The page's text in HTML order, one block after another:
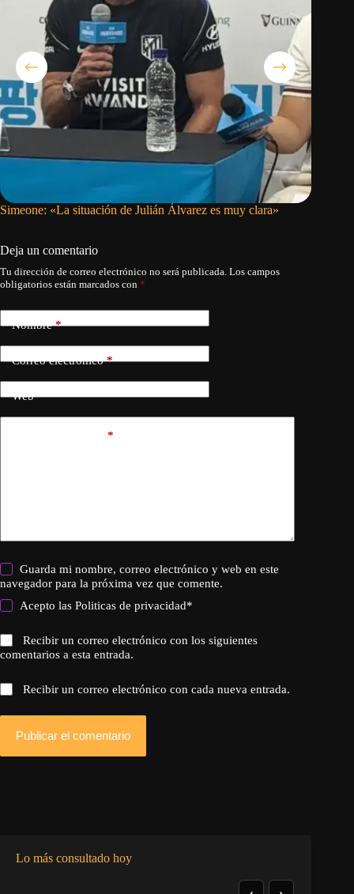
Simeone: «La situación de Julián Álvarez es muy clara»
Deja un comentario
Tu dirección de correo electrónico no será publicada. Los campos
obligatorios están marcados con *
Nombre*
Correo electrónico*
Web
*
Guarda mi nombre, correo electrónico y web en este
navegador para la próxima vez que comente.
Acepto lasPoliticas de privacidad*
Recibir un correo electrónico con los siguientes
comentarios a esta entrada.
Recibir un correo electrónico con cada nueva entrada.
Publicar el comentario
Lo más consultado hoy